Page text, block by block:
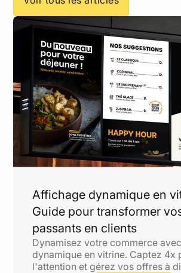
Affichage dynamique en
Guide pour transformer
passants en clients
Dynamisez votre commerce
dynamique en vitrine. Captez 4x
l'attention et gérez vos offres à